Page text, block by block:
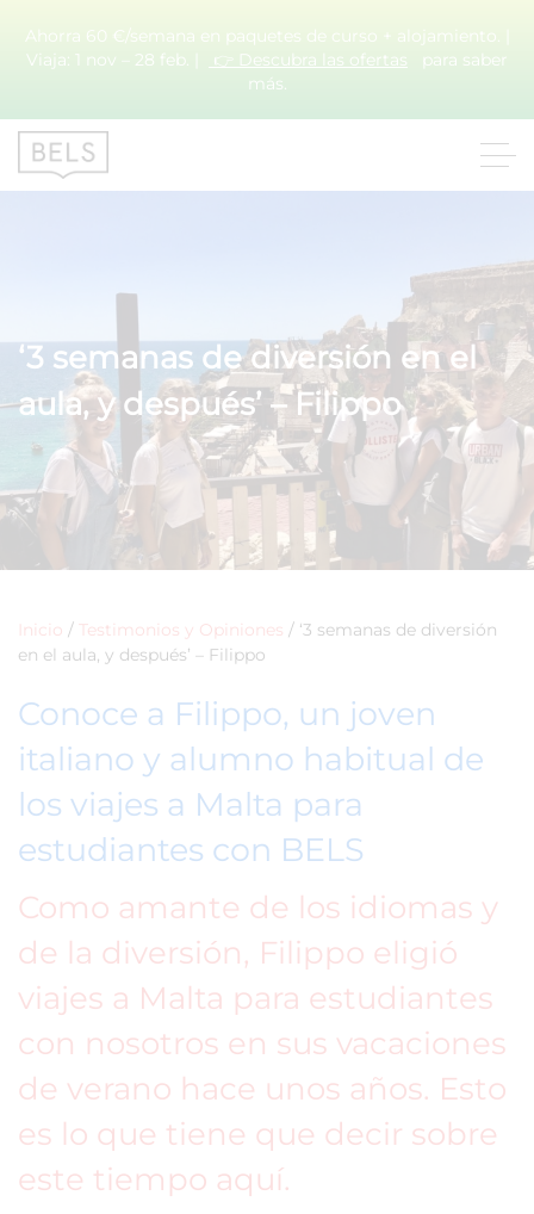
Ahorra 60 €/semana en paquetes de curso + alojamiento. |
Viaja: 1 nov – 28 feb. |
👉 Descubra las ofertas para saber
más.
‘3 semanas de diversión en el
aula, y después’ – Filippo
Inicio / Testimonios y Opiniones / ‘3 semanas de diversión
en el aula, y después’ – Filippo
Conoce a Filippo, un joven
italiano y alumno habitual de
los viajes a Malta para
estudiantes con BELS
Como amante de los idiomas y
de la diversión, Filippo eligió
viajes a Malta para estudiantes
con nosotros en sus vacaciones
de verano hace unos años. Esto
es lo que tiene que decir sobre
este tiempo aquí.